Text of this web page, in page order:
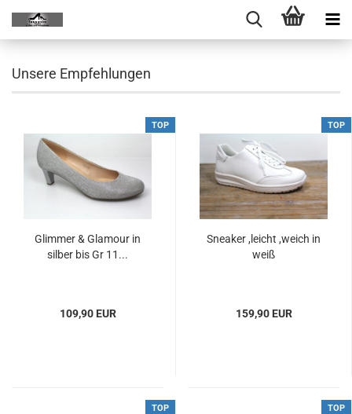
Unsere Empfehlungen
TOP
Glimmer & Glamour in
silber bis Gr 11...
109,90 EUR
TOP
Sneaker ,leicht ,weich in
weiß
159,90 EUR
TOP TOP